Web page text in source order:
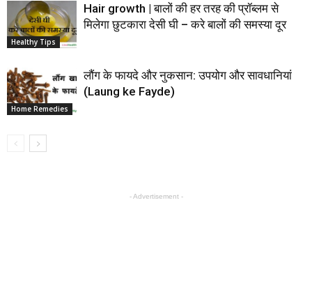
Healthy Tips
Hair growth | बालों की हर तरह की प्रॉब्लम से
मिलेगा छुटकारा देसी घी – करे बालों की समस्या दूर
Home Remedies
लौंग के फायदे और नुकसान: उपयोग और सावधानियां
(Laung ke Fayde)
- Advertisement -